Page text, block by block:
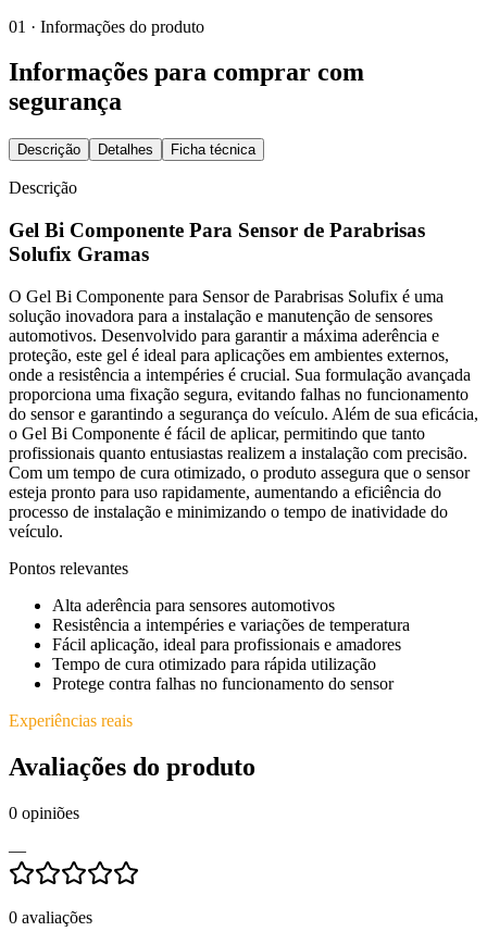
01 · Informações do produto
Informações para comprar com
segurança
Descrição Detalhes Ficha técnica
Descrição
Gel Bi Componente Para Sensor de Parabrisas
Solufix Gramas
O Gel Bi Componente para Sensor de Parabrisas Solufix é uma
solução inovadora para a instalação e manutenção de sensores
automotivos. Desenvolvido para garantir a máxima aderência e
proteção, este gel é ideal para aplicações em ambientes externos,
onde a resistência a intempéries é crucial. Sua formulação avançada
proporciona uma fixação segura, evitando falhas no funcionamento
do sensor e garantindo a segurança do veículo. Além de sua eficácia,
o Gel Bi Componente é fácil de aplicar, permitindo que tanto
profissionais quanto entusiastas realizem a instalação com precisão.
Com um tempo de cura otimizado, o produto assegura que o sensor
esteja pronto para uso rapidamente, aumentando a eficiência do
processo de instalação e minimizando o tempo de inatividade do
veículo.
Pontos relevantes
Alta aderência para sensores automotivos
Resistência a intempéries e variações de temperatura
Fácil aplicação, ideal para profissionais e amadores
Tempo de cura otimizado para rápida utilização
Protege contra falhas no funcionamento do sensor
Experiências reais
Avaliações do produto
0 opiniões
—
0 avaliações